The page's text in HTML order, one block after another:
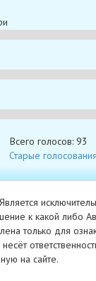
Всего голосов: 93
Старые голосования
к какой либо
только для
на сайте.